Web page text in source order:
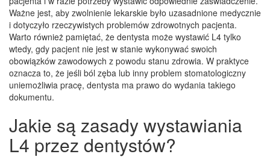
Ważne jest, aby zwolnienie lekarskie było uzasadnione medycznie
i dotyczyło rzeczywistych problemów zdrowotnych pacjenta.
Warto również pamiętać, że dentysta może wystawić L4 tylko
wtedy, gdy pacjent nie jest w stanie wykonywać swoich
obowiązków zawodowych z powodu stanu zdrowia. W praktyce
oznacza to, że jeśli ból zęba lub inny problem stomatologiczny
uniemożliwia pracę, dentysta ma prawo do wydania takiego
dokumentu.
Jakie są zasady wystawiania
L4 przez dentystów?